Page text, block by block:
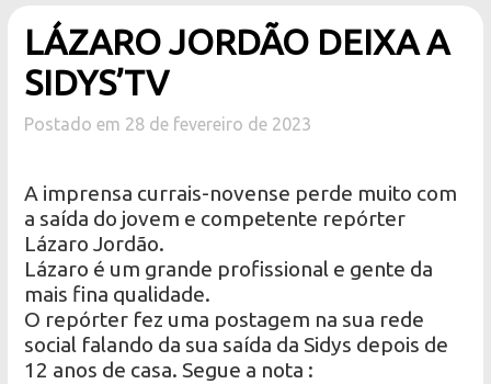
LÁZARO JORDÃO DEIXA A
SIDYS’TV
Postado em 28 de fevereiro de 2023
A imprensa currais-novense perde muito com
a saída do jovem e competente repórter
Lázaro Jordão.
Lázaro é um grande profissional e gente da
mais fina qualidade.
O repórter fez uma postagem na sua rede
social falando da sua saída da Sidys depois de
12 anos de casa. Segue a nota :